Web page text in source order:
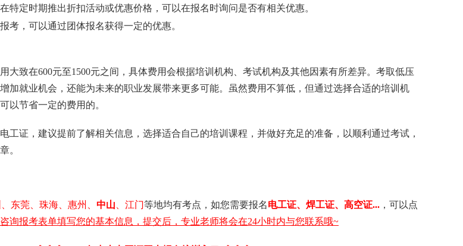
特定时期推出折扣活动或优惠价格，可以在报名时询问是否有相关优惠。
考，可以通过团体报名获得一定的优惠。
大致在600元至1500元之间，具体费用会根据培训机构、考试机构及其他因素有所差异。考取低压
加就业机会，还能为未来的职业发展带来更多可能。虽然费用不算低，但通过选择合适的培训机
以节省一定的费用的。
工证，建议提前了解相关信息，选择适合自己的培训课程，并做好充足的准备，以顺利通过考试，
。
东莞、珠海、惠州、 中山 、江门等地均有考点，如您需要 报名电工证 、 焊工证 、 高空证... ，可以点
询报考表单填写您的基本信息，提交后，专业老师将会在24小时内与您联系哦~